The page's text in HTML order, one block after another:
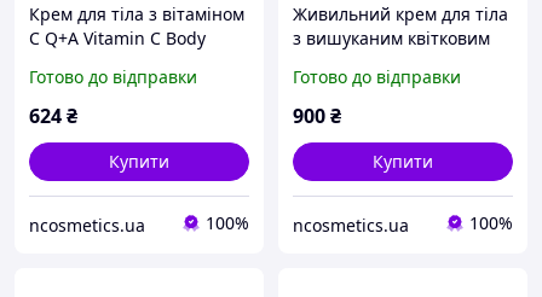
Крем для тіла з вітаміном
С Q+A Vitamin C Body
Готово до відправки
624₴
Купити
ncosmetics.ua 100%
Живильний крем для тіла
з вишуканим квітковим
Body Classic Body Cream,
225 мл
Готово до відправки
900₴
Купити
ncosmetics.ua 100%